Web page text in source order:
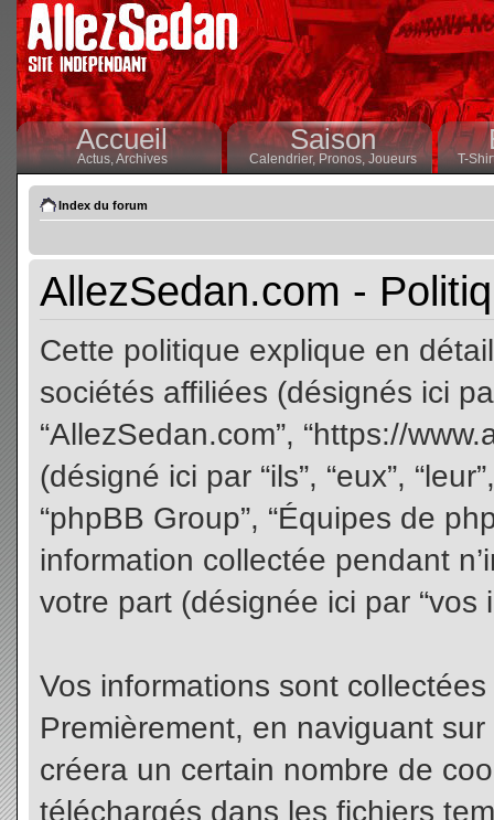
Accueil
Actus,Archives
Saison
Calendrier,Pronos, Joueurs T-
Index du forum
AllezSedan.com -
Cette politique explique en
sociétés affiliées (désignés ici
“AllezSedan.com”, “https://
(désigné ici par “ils”, “eux”,
“phpBB Group”, “Équipes de
information collectée pendant
votre part (désignée ici par “vos
Vos informations sont
Premièrement, en naviguant
créera un certain nombre de
téléchargés dans les fichiers